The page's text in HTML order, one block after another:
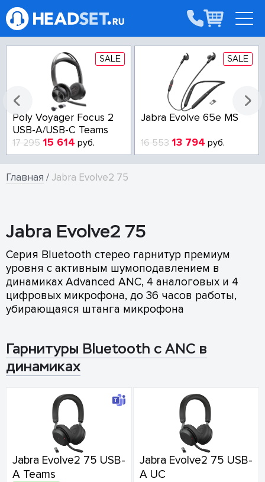
SALE
Poly Voyager Focus 2
USB-A/USB-C Teams
17 295 15 614 руб.
SALE
Jabra Evolve 65e MS
16 553 13 794 руб.
Главная / Jabra Evolve2 75
Jabra Evolve2 75
Серия Bluetooth стерео гарнитур премиум
уровня с активным шумоподавлением в
динамиках Advanced ANC, 4 аналоговых и 4
цифровых микрофона, до 36 часов работы,
убирающаяся штанга микрофона
Гарнитуры Bluetooth с ANC в
динамиках
Jabra Evolve2 75 USB-
A Teams
Jabra Evolve2 75 USB-
A UC